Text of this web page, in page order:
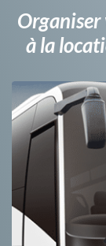
Organiser
à la